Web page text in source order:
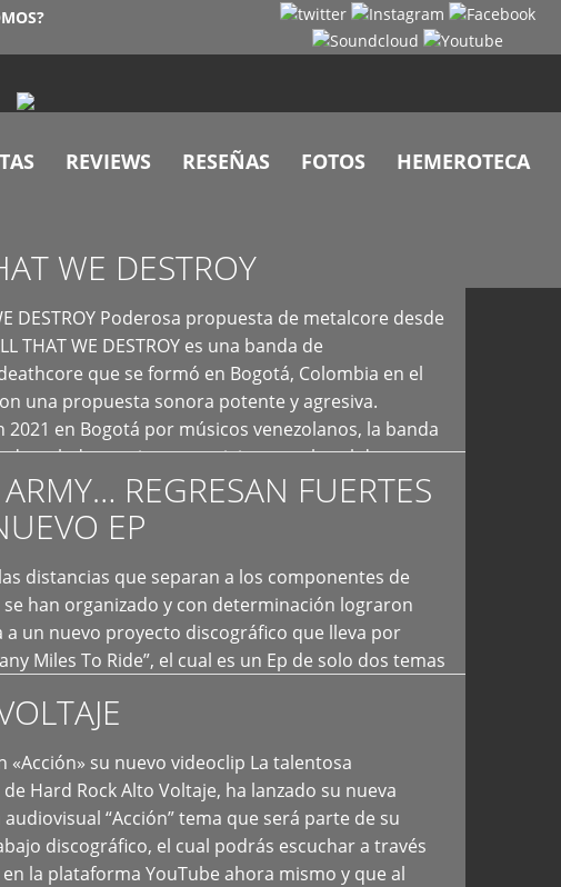
REVIEWS RESEÑAS FOTOS HEMEROTECA
WE DESTROY
DESTROY Poderosa propuesta de metalcore desde
THAT WE DESTROY es una banda de
que se formó en Bogotá, Colombia en el
una propuesta sonora potente y agresiva.
2021 en Bogotá por músicos venezolanos, la banda
demoledores, ritmos vertiginosos y breakdowns
creando […]REGRESAN FUERTES
EP
distancias que separan a los componentes de
se han organizado y con determinación lograron
a un nuevo proyecto discográfico que lleva por
Miles To Ride”, el cual es un Ep de solo dos temas
[…]
«Acción» su nuevo videoclip La talentosa
Hard Rock Alto Voltaje, ha lanzado su nueva
“Acción” tema que será parte de su
discográfico, el cual podrás escuchar a través
la plataforma YouTube ahora mismo y que al